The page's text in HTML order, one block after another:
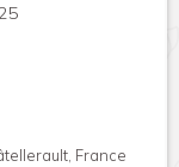
France